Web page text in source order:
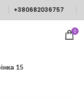
+380682036757
0
15